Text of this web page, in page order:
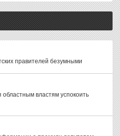
правителей безумными
областным властям успокоить